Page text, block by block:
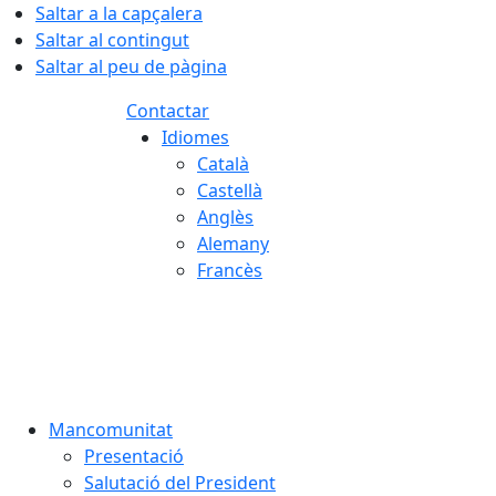
Saltar a la capçalera
Saltar al contingut
Saltar al peu de pàgina
Contactar
Idiomes
Català
Castellà
Anglès
Alemany
Francès
Mancomunitat
Presentació
Salutació del President